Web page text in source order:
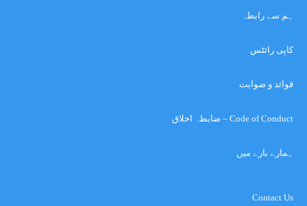
ہم سے رابطہ
کاپی رائٹس
قوائد و ضوابت
Code of Conduct – ضابطہ اخلاق
ہمارے بارے میں
Contact Us